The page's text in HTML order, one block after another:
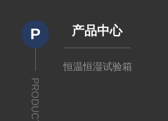
P
PRODUCTS
产品中心
恒温恒湿试验箱